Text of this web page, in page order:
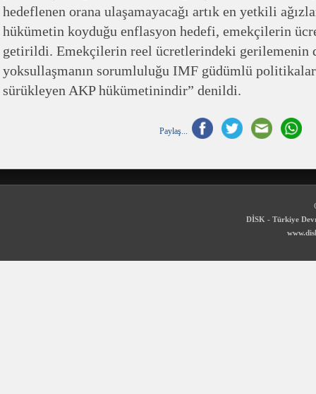
hedeflenen orana ulaşamayacağı artık en yetkili
hükümetin koyduğu enflasyon hedefi, emekçilerin
getirildi. Emekçilerin reel ücretlerindeki gerilemenin
yoksullaşmanın sorumluluğu IMF güdümlü
sürükleyen AKP hükümetinindir” denildi.
Paylaş...
DİSK - Türkiye